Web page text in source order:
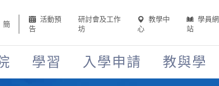
簡
活動預
告
研討會及工作
坊
教學中
心
學員網
站
學習 入學申請 教與學